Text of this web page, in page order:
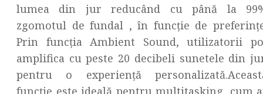
lumea din jur reducând cu până la
zgomotul de fundal , în funcție de
Prin funcția Ambient Sound, utilizatorii
amplifica cu peste 20 decibeli sunetele din
pentru o experiență
funcție este ideală pentru multitasking, cum